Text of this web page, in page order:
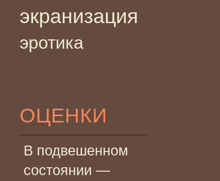
экранизация
эротика
ОЦЕНКИ
В подвешенном
состоянии —